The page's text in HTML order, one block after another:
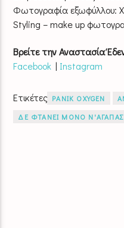
Φωτογραφία εξωφύλλου:
Styling – make up
Βρείτε την Αναστασία
Facebook | Instagram
Ετικέτες PANIK OXYGEN
ΔΕ ΦΤΑΝΕΙ ΜΟΝΟ Ν'ΑΓΑΠΑΣ